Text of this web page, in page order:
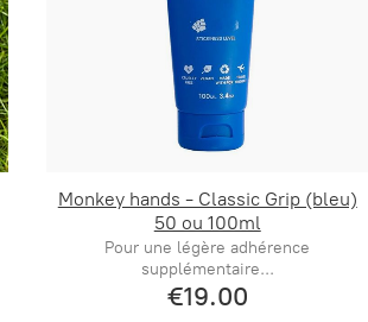
Monkey hands - Classic Grip (bleu)
50 ou 100ml
Pour une légère adhérence
supplémentaire...
€19.00